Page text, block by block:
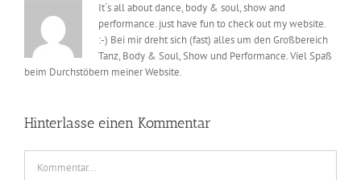
It´s all about dance, body & soul, show and
performance. just have fun to check out my website.
:-) Bei mir dreht sich (fast) alles um den Großbereich
Tanz, Body & Soul, Show und Performance. Viel Spaß
beim Durchstöbern meiner Website.
Hinterlasse einen Kommentar